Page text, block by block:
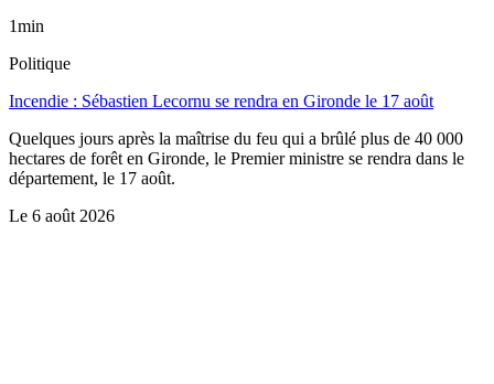
1min
Politique
Incendie : Sébastien Lecornu se rendra en Gironde le 17 août
Quelques jours après la maîtrise du feu qui a brûlé plus de 40 000
hectares de forêt en Gironde, le Premier ministre se rendra dans le
département, le 17 août.
Le 6 août 2026